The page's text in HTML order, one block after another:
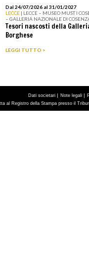
Dal 24/07/2026 al 31/01/2027
LECCE | LECCE – MUSEO MUST I
– GALLERIA NAZIONALE DI
Tesori nascosti della
Borghese
LEGGI TUTTO >
Dati societari | Note legali |
al Registro della Stampa presso il